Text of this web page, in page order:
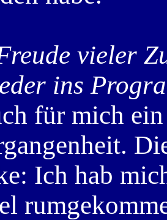
vieler
ins
für mich
Ich hab